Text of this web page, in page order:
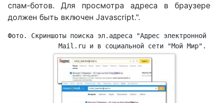
спам-ботов. Для просмотра адреса в браузере
должен быть включен Javascript.".
Фото. Скриншоты поиска эл.адреса "Адрес электронной
Mail.ru и в социальной сети "Мой Мир".